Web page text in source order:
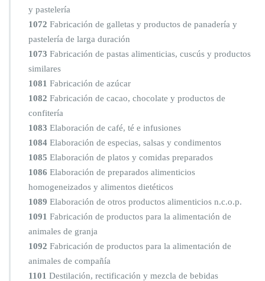
y pastelería
1072 Fabricación de galletas y productos de panadería y
pastelería de larga duración
1073 Fabricación de pastas alimenticias, cuscús y productos
similares
1081 Fabricación de azúcar
1082 Fabricación de cacao, chocolate y productos de
confitería
1083 Elaboración de café, té e infusiones
1084 Elaboración de especias, salsas y condimentos
1085 Elaboración de platos y comidas preparados
1086 Elaboración de preparados alimenticios
homogeneizados y alimentos dietéticos
1089 Elaboración de otros productos alimenticios n.c.o.p.
1091 Fabricación de productos para la alimentación de
animales de granja
1092 Fabricación de productos para la alimentación de
animales de compañía
1101 Destilación, rectificación y mezcla de bebidas